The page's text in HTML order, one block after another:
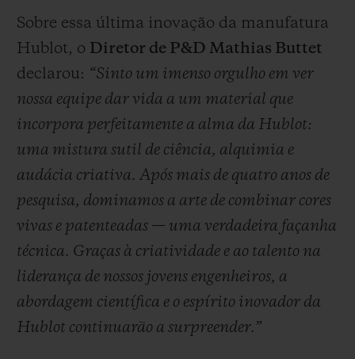
Sobre essa última inovação da manufatura
Hublot, o Diretor de P&D Mathias Buttet
declarou: “Sinto um imenso orgulho em ver
nossa equipe dar vida a um material que
incorpora perfeitamente a alma da Hublot:
uma mistura sutil de ciência, alquimia e
audácia criativa. Após mais de quatro anos de
pesquisa, dominamos a arte de combinar cores
vivas e patenteadas — uma verdadeira façanha
técnica. Graças à criatividade e ao talento na
liderança de nossos jovens engenheiros, a
abordagem científica e o espírito inovador da
Hublot continuarão a surpreender.”